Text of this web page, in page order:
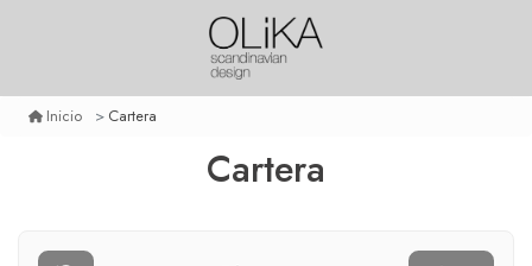
Inicio Cartera
Cartera